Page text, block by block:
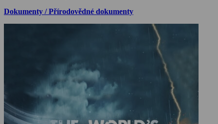
Dokumenty / Přírodovědné dokumenty